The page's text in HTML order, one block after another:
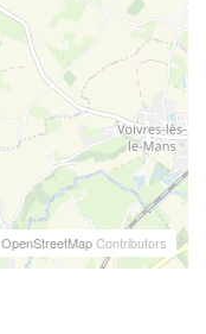
OpenStreetMapContributors